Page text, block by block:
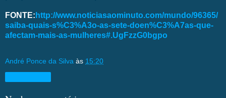
FONTE: http://www.noticiasaominuto.com/mundo/96365/
saiba-quais-s%C3%A3o-as-sete-doen%C3%A7as-que-
afectam-mais-as-mulheres#.UgFzzG0bgpo
André Ponce da Silva às 15:20